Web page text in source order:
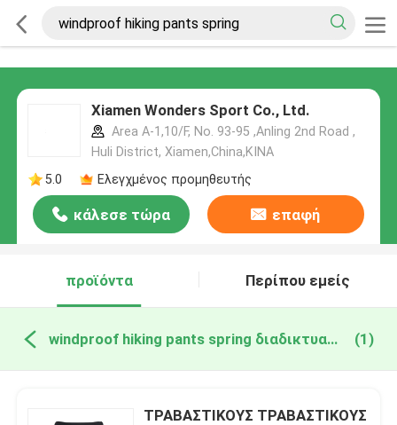
Xiamen Wonders Sport Co., Ltd.
Area A-1,10/F, No. 93-95 ,Anling 2nd Road ,
Huli District, Xiamen,China,ΚΙΝΑ
5.0
Ελεγχμένος προμηθευτής
κάλεσε τώρα επαφή
προϊόντα Περίπου εμείς
windproof hiking pants spring διαδικτυακή κατασκευή (1)
ΤΡΑΒΑΣΤΙΚΟΥΣ ΤΡΑΒΑΣΤΙΚΟΥΣ